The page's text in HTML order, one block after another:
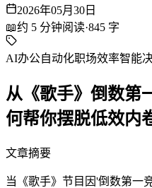
2026年05月30日
📖约 5 分钟阅读·845 字
AI办公自动化职场效率智能
从《歌手》倒数第
何帮你摆脱低效内
文章摘要
当《歌手》节目因'倒数第一